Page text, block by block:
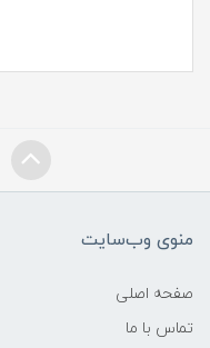
منوی وب‌سایت
صفحه اصلی
تماس با ما